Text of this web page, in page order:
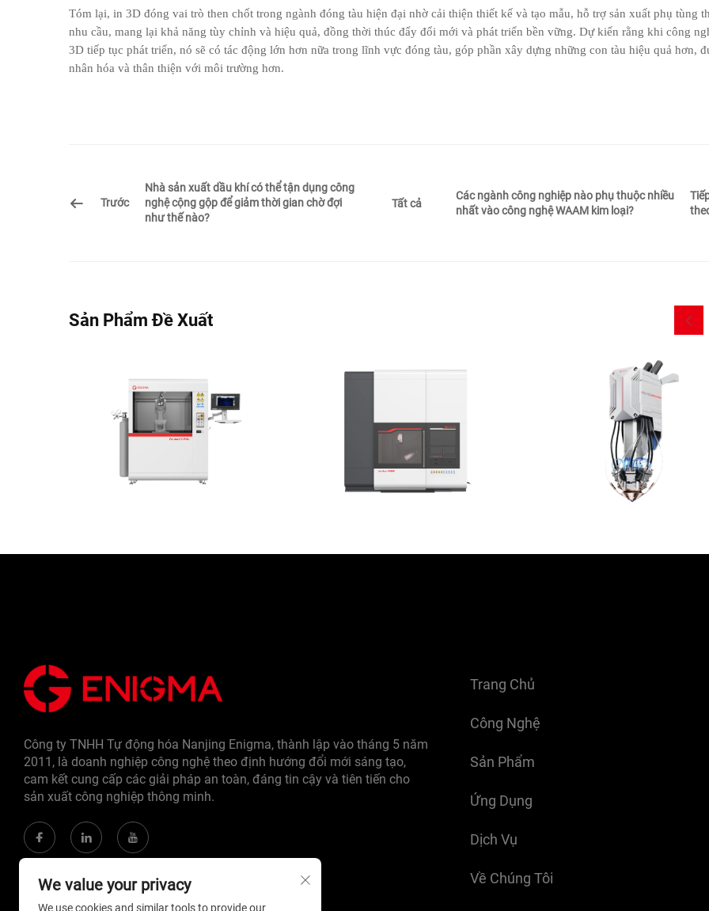
Tóm lại, in 3D đóng vai trò then chốt trong ngành đóng tàu hiện đại nhờ cải thiện thiết kế và tạo mẫu, hỗ trợ sản xuất phụ tùng
nhu cầu, mang lại khả năng tùy chỉnh và hiệu quả, đồng thời thúc đẩy đổi mới và phát triển bền vững. Dự kiến rằng khi công
3D tiếp tục phát triển, nó sẽ có tác động lớn hơn nữa trong lĩnh vực đóng tàu, góp phần xây dựng những con tàu hiệu quả hơn,
nhân hóa và thân thiện với môi trường hơn.
Trước
Nhà sản xuất dầu khí có thể tận dụng công
nghệ cộng gộp để giảm thời gian chờ đợi
như thế nào?
Tất cả
Các ngành công nghiệp nào phụ thuộc nhiều
nhất vào công nghệ WAAM kim loại?
Sản Phẩm Đề Xuất
Công ty TNHH Tự động hóa Nanjing Enigma, thành lập vào tháng 5 năm
2011, là doanh nghiệp công nghệ theo định hướng đổi mới sáng tạo,
cam kết cung cấp các giải pháp an toàn, đáng tin cậy và tiên tiến cho
sản xuất công nghiệp thông minh.
Trang Chủ
Công Nghệ
Sản Phẩm
Ứng Dụng
Dịch Vụ
Về Chúng Tôi
We value your privacy
We use cookies and similar tools to provide our